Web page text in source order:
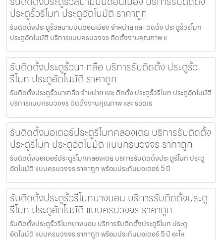
ประตูรั้วรีโมท ประตูอัตโนมัติ ราคาถูก
รับติดตั้งประตูรั้วสนามบินดอนเมือง จำหน่าย และ ติดตั้ง ประตูรั้วรีโมท
ประตูอัตโนมัติ บริการแบบครบวงจร ติดตั้งงานคุณภาพ แ
รับติดตั้งประตูรั้วนาเกลือ บริการรับติดตั้ง ประตูรั้ว
รีโมท ประตูอัตโนมัติ ราคาถูก
รับติดตั้งประตูรั้วนาเกลือ จำหน่าย และ ติดตั้ง ประตูรั้วรีโมท ประตูอัตโนมัติ
บริการแบบครบวงจร ติดตั้งงานคุณภาพ และ รวดเร
รับติดตั้งมอเตอร์ประตูรีโมทคลองเตย บริการรับติดตั้ง
ประตูรีโมท ประตูอัตโนมัติ แบบครบวงจร ราคาถูก
รับติดตั้งมอเตอร์ประตูรีโมทคลองเตย บริการรับติดตั้งประตูรีโมท ประตู
อัตโนมัติ แบบครบวงจร ราคาถูก พร้อมประกันมอเตอร์ 5 ปี
รับติดตั้งประตูรั้วรีโมทบางบอน บริการรับติดตั้งประตู
รีโมท ประตูอัตโนมัติ แบบครบวงจร ราคาถูก
รับติดตั้งประตูรั้วรีโมทบางบอน บริการรับติดตั้งประตูรีโมท ประตู
อัตโนมัติ แบบครบวงจร ราคาถูก พร้อมประกันมอเตอร์ 5 ปี อะไห